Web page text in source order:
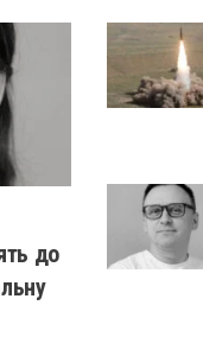
до